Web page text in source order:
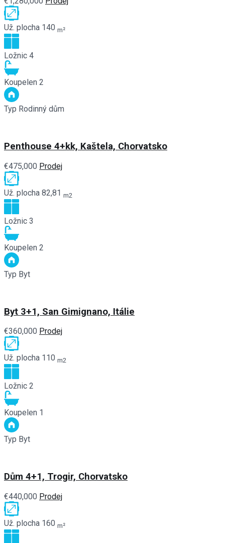
Už. plocha 140 m²
Ložnic 4
Koupelen 2
Typ Rodinný dům
Penthouse 4+kk, Kaštela, Chorvatsko
€475,000 Prodej
Už. plocha 82,81 m2
Ložnic 3
Koupelen 2
Typ Byt
Byt 3+1, San Gimignano, Itálie
€360,000 Prodej
Už. plocha 110 m2
Ložnic 2
Koupelen 1
Typ Byt
Dům 4+1, Trogir, Chorvatsko
€440,000 Prodej
Už. plocha 160 m²